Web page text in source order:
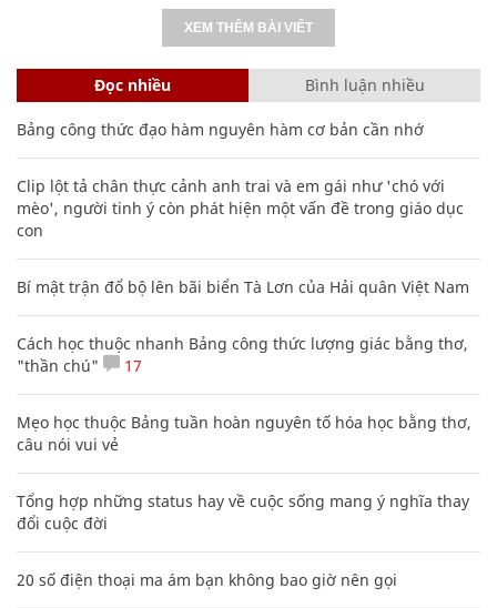
XEM THÊM BÀI VIẾT
Đọc nhiều Bình luận nhiều
Bảng công thức đạo hàm nguyên hàm cơ bản cần nhớ
Clip lột tả chân thực cảnh anh trai và em gái như 'chó với
mèo', người tinh ý còn phát hiện một vấn đề trong giáo dục
con
Bí mật trận đổ bộ lên bãi biển Tà Lơn của Hải quân Việt Nam
Cách học thuộc nhanh Bảng công thức lượng giác bằng thơ,
"thần chú"
17
Mẹo học thuộc Bảng tuần hoàn nguyên tố hóa học bằng thơ,
câu nói vui vẻ
Tổng hợp những status hay về cuộc sống mang ý nghĩa thay
đổi cuộc đời
20 số điện thoại ma ám bạn không bao giờ nên gọi